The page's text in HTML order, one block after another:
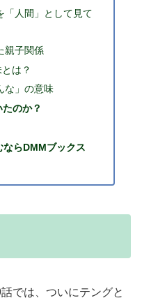
「人間」として見て
親子関係
は？
な」の意味
のか？
らDMMブックス
では、ついにテングと